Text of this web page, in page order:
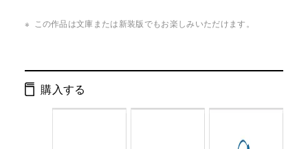
ISBN： 9784344031326
この作品は文庫または新装版でもお楽しみいただけます。
購入する